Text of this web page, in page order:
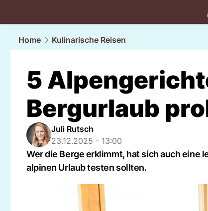
travel.
Home
Kulinarische Reisen
5
Bergurlaub
Juli Rutsch
23.12.2025 - 13:00
Wer die Berge erklimmt, hat sich auch eine
alpinen Urlaub testen sollten.